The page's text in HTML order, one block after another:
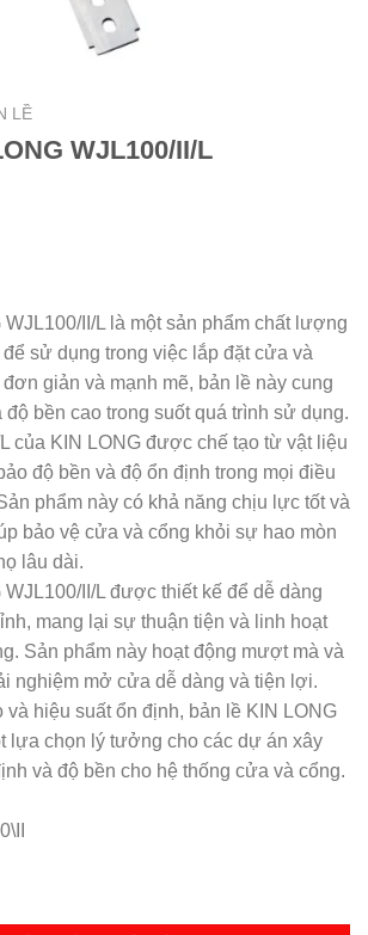
LỀ
WJL100/II/L
WJL100/II/L là một sản phẩm chất lượng
sử dụng trong việc lắp đặt cửa và
giản và mạnh mẽ, bản lề này cung
bền cao trong suốt quá trình sử dụng.
của KIN LONG được chế tạo từ vật liệu
độ bền và độ ổn định trong mọi điều
phẩm này có khả năng chịu lực tốt và
bảo vệ cửa và cổng khỏi sự hao mòn
lâu dài.
WJL100/II/L được thiết kế để dễ dàng
mang lại sự thuận tiện và linh hoạt
Sản phẩm này hoạt động mượt mà và
nghiệm mở cửa dễ dàng và tiện lợi.
hiệu suất ổn định, bản lề KIN LONG
lựa chọn lý tưởng cho các dự án xây
và độ bền cho hệ thống cửa và cổng.
II/L số lượng